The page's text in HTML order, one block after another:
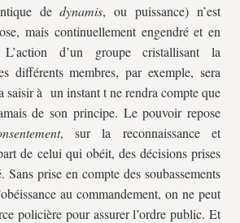
dedynamis, ou puissance) n’est
mais continuellement engendré et en
L’action d’un groupe cristallisant la
différents membres, par exemple, sera
saisir à un instant t ne rendra compte que
de son principe. Le pouvoir repose
, sur la reconnaissance et
de celui qui obéit, des décisions prises
Sans prise en compte des soubassements
au commandement, on ne peut
policière pour assurer l’ordre public. Et